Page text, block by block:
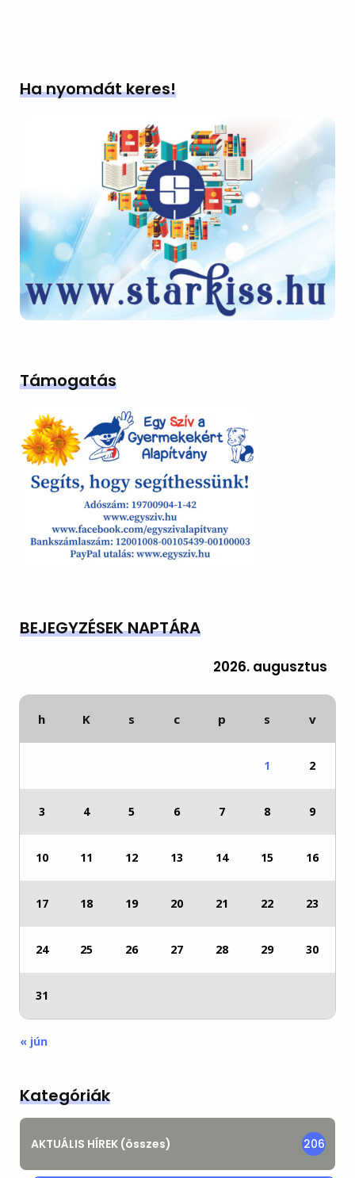
Ha nyomdát keres!
Támogatás
BEJEGYZÉSEK NAPTÁRA
2026. augusztus
h K s c p s v
1 2
3 4 5 6 7 8 9
10 11 12 13 14 15 16
17 18 19 20 21 22 23
24 25 26 27 28 29 30
31
« jún
Kategóriák
AKTUÁLIS HÍREK (összes) 206